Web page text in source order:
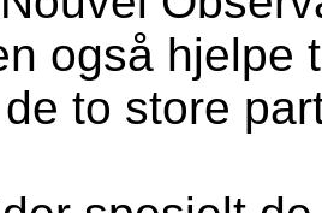
også hjelpe
to store